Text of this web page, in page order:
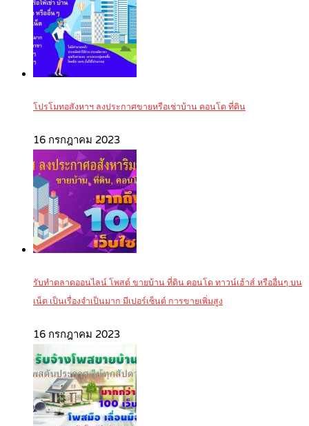
โปรโมทอสังหาฯ ลงประกาศขายหรือเช่าบ้าน คอนโด ที่ดิน
16 กรกฎาคม 2023
รับทำตลาดออนไลน์ โพสต์ ขายบ้าน ที่ดิน คอนโด ทาวน์เฮ้าส์ หรืออื่นๆ บน
เน็ต เป็นเรื่องจำเป็นมาก มีเปอร์เซ็นต์ การขายเพิ่มสูง
16 กรกฎาคม 2023